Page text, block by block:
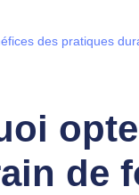
des pratiques
de